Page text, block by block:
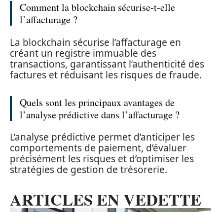
Comment la blockchain sécurise-t-elle
l’affacturage ?
La blockchain sécurise l’affacturage en
créant un registre immuable des
transactions, garantissant l’authenticité des
factures et réduisant les risques de fraude.
Quels sont les principaux avantages de
l’analyse prédictive dans l’affacturage ?
L’analyse prédictive permet d’anticiper les
comportements de paiement, d’évaluer
précisément les risques et d’optimiser les
stratégies de gestion de trésorerie.
ARTICLES EN VEDETTE